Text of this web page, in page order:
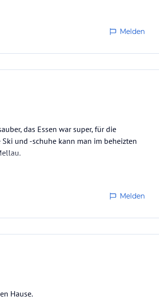
Melden
das Essen war super, für die
und -schuhe kann man im beheizten
Melden
Hause.